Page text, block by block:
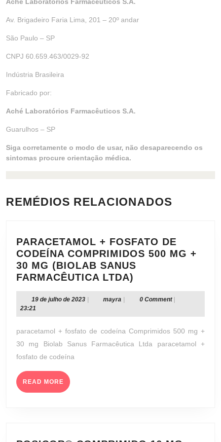
Av. Brigadeiro Faria Lima, 201 – 20º andar
São Paulo – SP
CNPJ 60.659.463/0029-92
Indústria Brasileira
Fabricado por:
Aché Laboratórios Farmacêuticos S.A.
Guarulhos – SP
Siga corretamente o modo de usar, não desaparecendo os
sintomas procure orientação médica.
REMÉDIOS RELACIONADOS
PARACETAMOL + FOSFATO DE
CODEÍNA COMPRIMIDOS 500 MG +
30 MG (BIOLAB SANUS
FARMACÊUTICA LTDA)
+
FOSFATO
COMPRIMIDOS
500
19 de julho de 202319
julho
2023
mayra mayra 0 Comment
23:21
paracetamol + fosfato de codeína Comprimidos 500 mg +
30 mg Biolab Sanus Farmacêutica Ltda paracetamol +
fosfato de codeína
READ MORE READ
MORE